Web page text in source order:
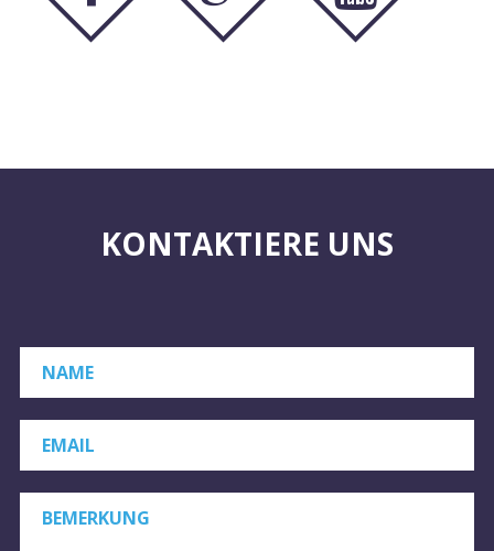
KONTAKTIERE UNS
NAME*
EMAIL*
BEMERKUNG